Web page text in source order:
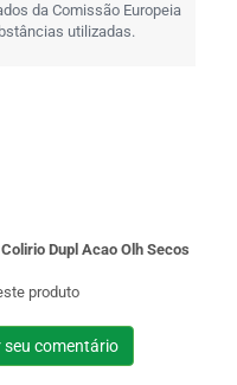
da Comissão Europeia
utilizadas.
Dupl Acao Olh Secos
produto
seu comentário